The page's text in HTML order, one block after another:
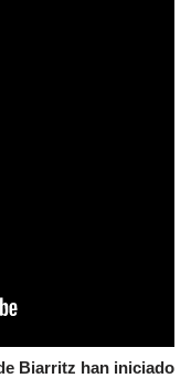
Biarritz han iniciado